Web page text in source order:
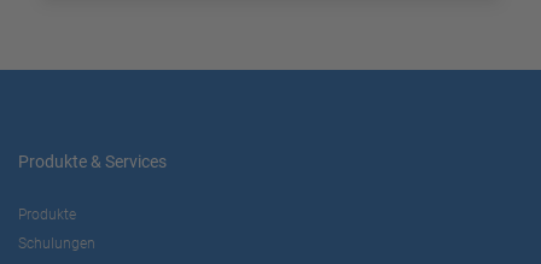
Produkte & Services
Produkte
Schulungen